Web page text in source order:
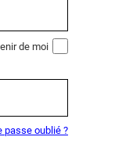
de moi
passe oublié ?